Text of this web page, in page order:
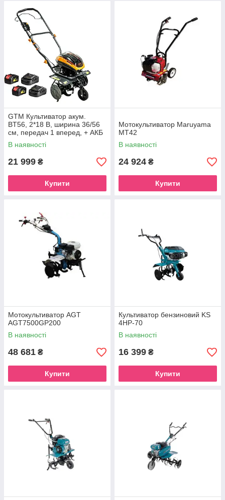
GTM Культиватор акум.
BT56, 2*18 В, ширина 36/56
см, передач 1 вперед, + АКБ
4 Аг-2 шт., ЗП-2шт.
В наявності
21 999 ₴
Купити
Мотокультиватор Maruyama
MT42
В наявності
24 924 ₴
Купити
Мотокультиватор AGT
AGT7500GP200
В наявності
48 681 ₴
Купити
Культиватор бензиновий KS
4HP-70
В наявності
16 399 ₴
Купити